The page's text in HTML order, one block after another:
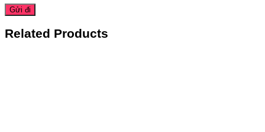
Related Products